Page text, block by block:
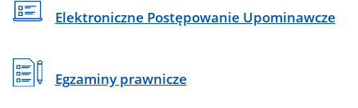
Elektroniczne Postępowanie Upominawcze
Egzaminy prawnicze